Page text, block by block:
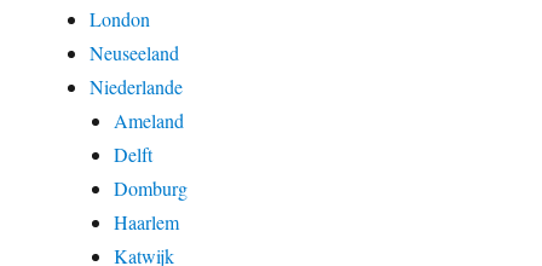
London
Neuseeland
Niederlande
Ameland
Delft
Domburg
Haarlem
Katwijk